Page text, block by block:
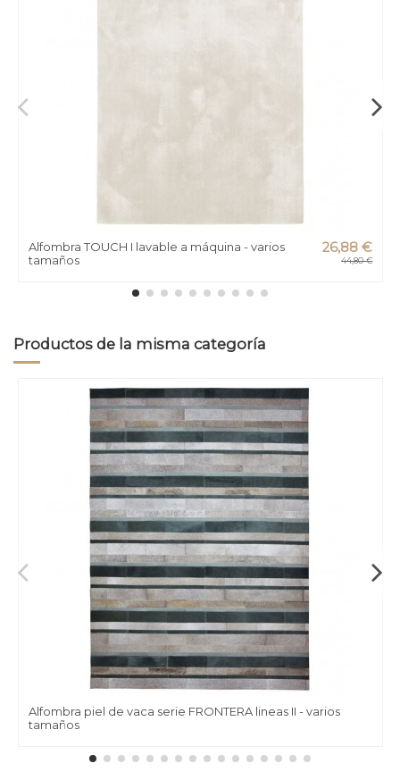
Alfombra TOUCH I lavable a máquina - varios
tamaños
26,88 €
44,80 €
Productos de la misma categoría
Alfombra piel de vaca serie FRONTERA lineas II - varios
tamaños